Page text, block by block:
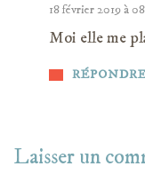
18 février 2019 à
Moi elle me
Laisser un